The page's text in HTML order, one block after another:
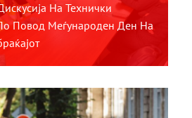
На Технички
Повод Меѓународен Ден На